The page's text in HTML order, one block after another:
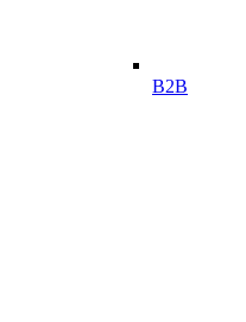
B2B